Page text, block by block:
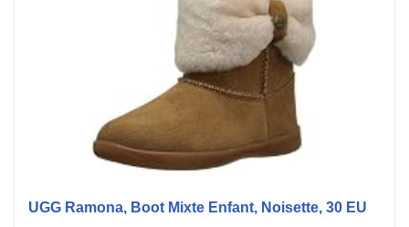
UGG Ramona, Boot Mixte Enfant, Noisette, 30 EU